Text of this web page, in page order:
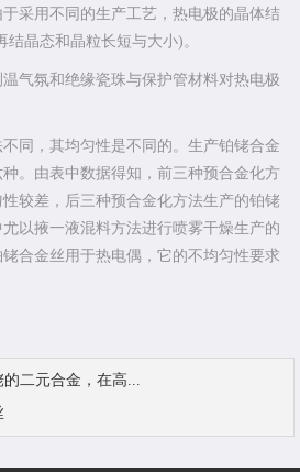
用不同的生产工艺，热电极的晶体结
晶态和晶粒长短与大小)。
氛和绝缘瓷珠与保护管材料对热电极
，其均匀性是不同的。生产铂铑合金
。由表中数据得知，前三种预合金化方
较差，后三种预合金化方法生产的铂铑
以掖一液混料方法进行喷雾干燥生产的
合金丝用于热电偶，它的不均匀性要求
二元合金，在高...